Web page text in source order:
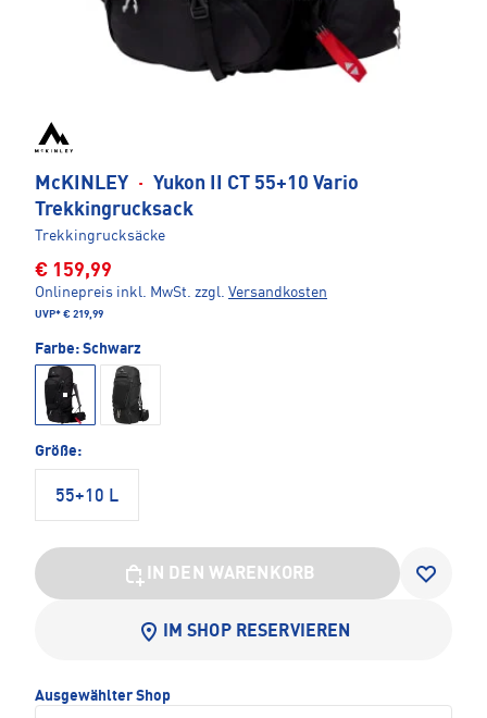
McKINLEY · Yukon II CT 55+10 Vario
Trekkingrucksack
Trekkingrucksäcke
€ 159,99
Onlinepreis inkl. MwSt. zzgl. Versandkosten
UVP* € 219,99
Farbe: Schwarz
Größe:
55+10 L
IN DEN WARENKORB
IM SHOP RESERVIEREN
Ausgewählter Shop